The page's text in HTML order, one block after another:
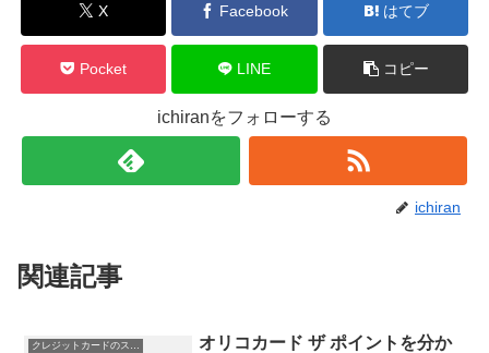
X Facebook はてブ
Pocket LINE コピー
ichiranをフォローする
ichiran
関連記事
クレジットカードのスペック
オリコカード ザ ポイントを分か